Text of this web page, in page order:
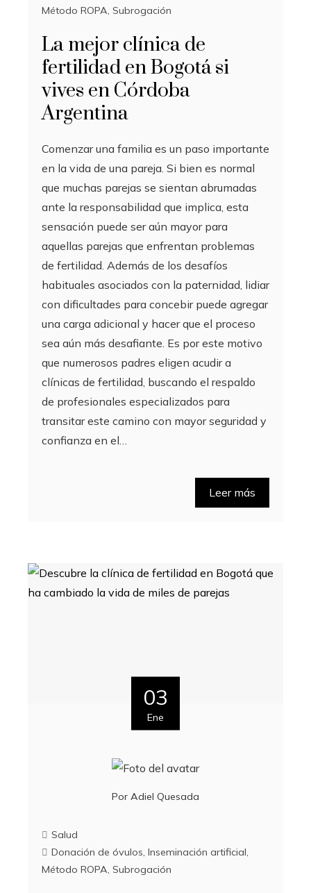
Método ROPA, Subrogación
La mejor clínica de
fertilidad en Bogotá si
vives en Córdoba
Argentina
Comenzar una familia es un paso importante
en la vida de una pareja. Si bien es normal
que muchas parejas se sientan abrumadas
ante la responsabilidad que implica, esta
sensación puede ser aún mayor para
aquellas parejas que enfrentan problemas
de fertilidad. Además de los desafíos
habituales asociados con la paternidad, lidiar
con dificultades para concebir puede agregar
una carga adicional y hacer que el proceso
sea aún más desafiante. Es por este motivo
que numerosos padres eligen acudir a
clínicas de fertilidad, buscando el respaldo
de profesionales especializados para
transitar este camino con mayor seguridad y
confianza en el…
Leer más
03
Ene
Por Adiel Quesada
Salud
Donación de óvulos, Inseminación artificial,
Método ROPA, Subrogación